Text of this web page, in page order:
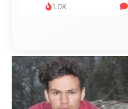
1.0K